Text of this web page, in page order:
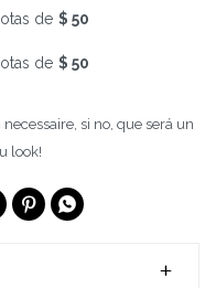
de $ 50
de $ 50
si no, que será un
look!
 